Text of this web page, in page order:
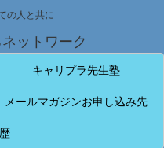
の人と共に
ットワーク
キャリプラ先生塾
メールマガジンお申し込み先